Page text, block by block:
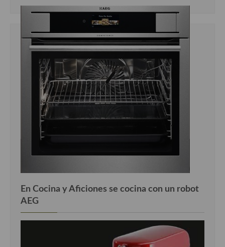
En Cocina y Aficiones se cocina con un robot
AEG